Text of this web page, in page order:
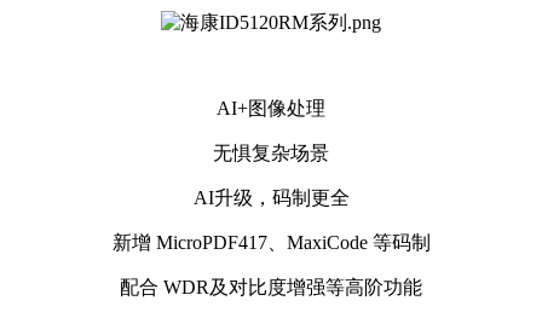
AI+图像处理
无惧复杂场景
AI升级，码制更全
新增 MicroPDF417、MaxiCode 等码制
配合 WDR及对比度增强等高阶功能